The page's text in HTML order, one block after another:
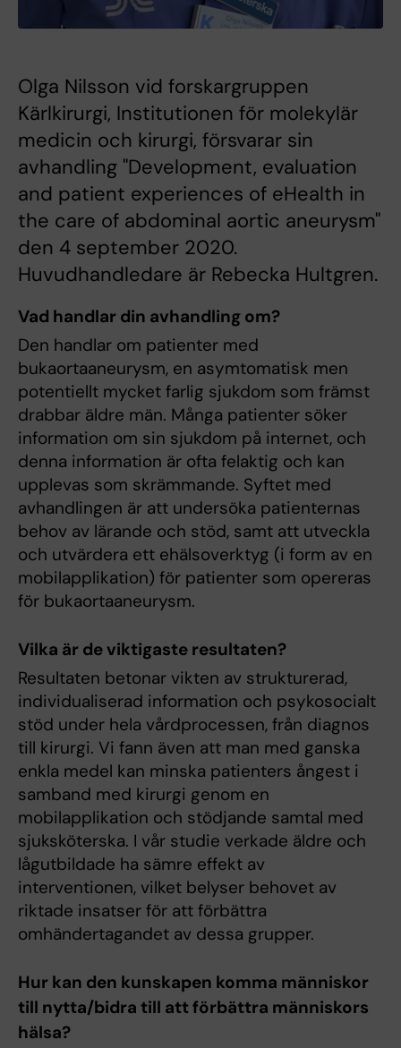
Olga Nilsson vid forskargruppen
Kärlkirurgi, Institutionen för molekylär
medicin och kirurgi, försvarar sin
avhandling "Development, evaluation
and patient experiences of eHealth in
the care of abdominal aortic aneurysm"
den 4 september 2020.
Huvudhandledare är Rebecka Hultgren.
Vad handlar din avhandling om?
Den handlar om patienter med
bukaortaaneurysm, en asymtomatisk men
potentiellt mycket farlig sjukdom som främst
drabbar äldre män. Många patienter söker
information om sin sjukdom på internet, och
denna information är ofta felaktig och kan
upplevas som skrämmande. Syftet med
avhandlingen är att undersöka patienternas
behov av lärande och stöd, samt att utveckla
och utvärdera ett ehälsoverktyg (i form av en
mobilapplikation) för patienter som opereras
för bukaortaaneurysm.
Vilka är de viktigaste resultaten?
Resultaten betonar vikten av strukturerad,
individualiserad information och psykosocialt
stöd under hela vårdprocessen, från diagnos
till kirurgi. Vi fann även att man med ganska
enkla medel kan minska patienters ångest i
samband med kirurgi genom en
mobilapplikation och stödjande samtal med
sjuksköterska. I vår studie verkade äldre och
lågutbildade ha sämre effekt av
interventionen, vilket belyser behovet av
riktade insatser för att förbättra
omhändertagandet av dessa grupper.
Hur kan den kunskapen komma människor
till nytta/bidra till att förbättra människors
hälsa?